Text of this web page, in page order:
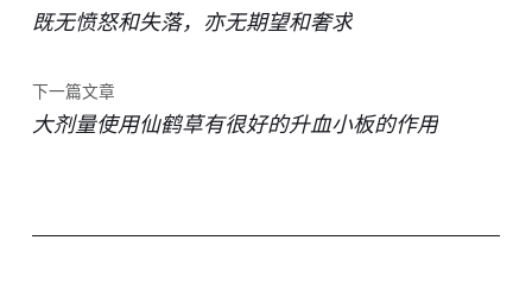
既无愤怒和失落，亦无期望和奢求
下一篇文章
大剂量使用仙鹤草有很好的升血小板的作用